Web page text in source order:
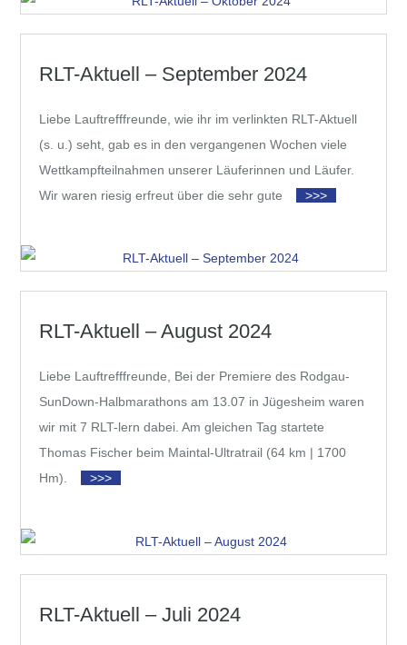
RLT-Aktuell – September 2024
Liebe Lauftrefffreunde, wie ihr im verlinkten RLT-Aktuell
(s. u.) seht, gab es in den vergangenen Wochen viele
Wettkampfteilnahmen unserer Läuferinnen und Läufer.
Wir waren riesig erfreut über die sehr gute
>>>
RLT-Aktuell – August 2024
Liebe Lauftrefffreunde, Bei der Premiere des Rodgau-
SunDown-Halbmarathons am 13.07 in Jügesheim waren
wir mit 7 RLT-lern dabei. Am gleichen Tag startete
Thomas Fischer beim Maintal-Ultratrail (64 km | 1700
Hm).
>>>
RLT-Aktuell – Juli 2024